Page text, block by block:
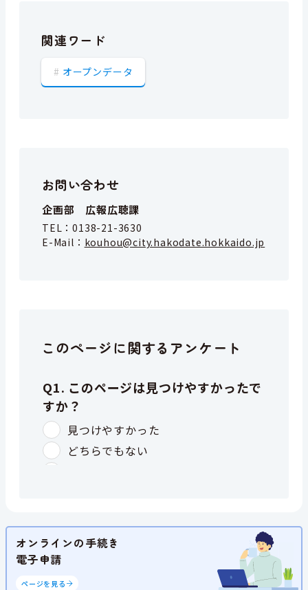
関連ワード
オープンデータ
お問い合わせ
企画部 広報広聴課
TEL：0138-21-3630
E-Mail： kouhou@city.hakodate.hokkaido.jp
このページに関するアンケート
オンラインの手続き
電子申請
ページを見る